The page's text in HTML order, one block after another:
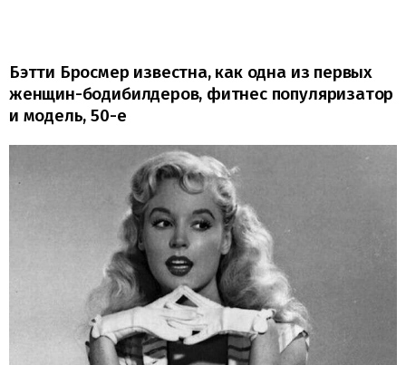
Бэтти Бросмер известна, как одна из первых
женщин-бодибилдеров, фитнес популяризатор
и модель, 50-е